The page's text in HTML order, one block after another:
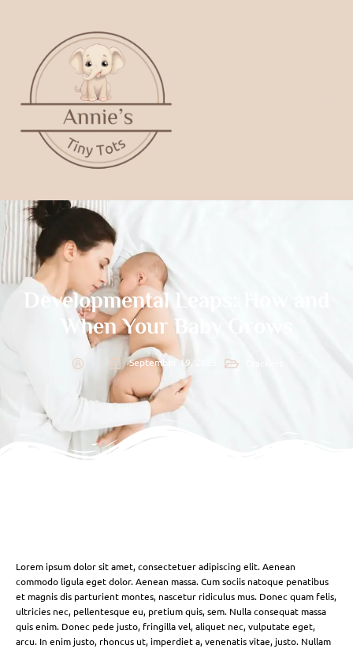
Developmental Leaps: How and
When Your Baby Grows
September 19, 2025
Lorem ipsum dolor sit amet, consectetuer adipiscing elit. Aenean
commodo ligula eget dolor. Aenean massa. Cum sociis natoque penatibus
et magnis dis parturient montes, nascetur ridiculus mus. Donec quam felis,
ultricies nec, pellentesque eu, pretium quis, sem. Nulla consequat massa
quis enim. Donec pede justo, fringilla vel, aliquet nec, vulputate eget,
arcu. In enim justo, rhoncus ut, imperdiet a, venenatis vitae, justo. Nullam